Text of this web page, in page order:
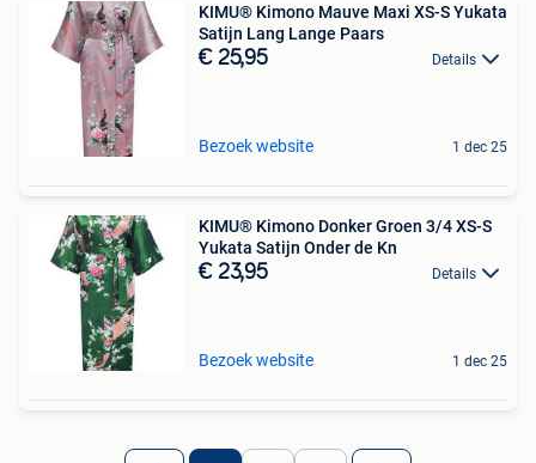
KIMU® Kimono Mauve Maxi XS-S Yukata
Satijn Lang Lange Paars
€ 25,95 Details
Bezoek website 1 dec 25
KIMU® Kimono Donker Groen 3/4 XS-S
Yukata Satijn Onder de Kn
€ 23,95 Details
Bezoek website 1 dec 25